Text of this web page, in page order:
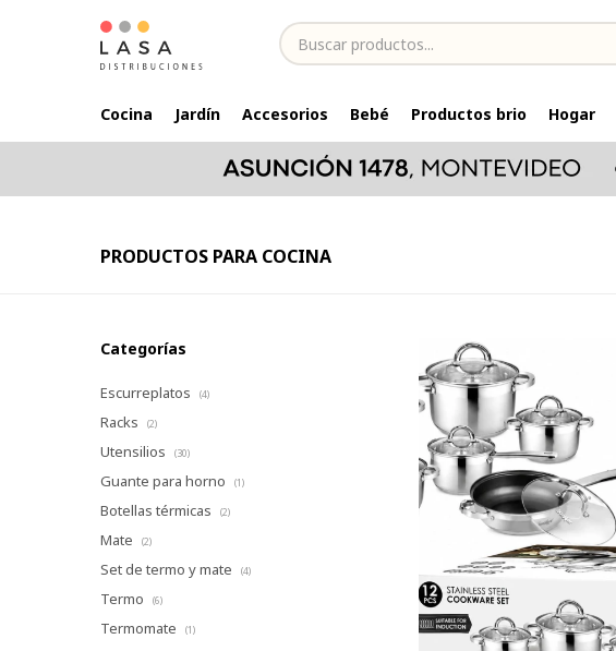
Cocina Jardín Accesorios Bebé Productos brio Hogar
PRODUCTOS PARA COCINA
Categorías
Escurreplatos (4)
Racks (2)
Utensilios (30)
Guante para horno (1)
Botellas térmicas (2)
Mate (2)
Set de termo y mate (4)
Termo (6)
Termomate (1)